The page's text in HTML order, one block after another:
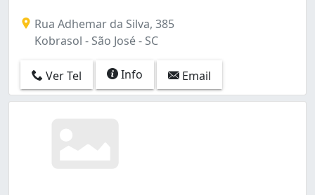
Rua Adhemar da Silva, 385
Kobrasol - São José - SC
Ver Tel Info Email